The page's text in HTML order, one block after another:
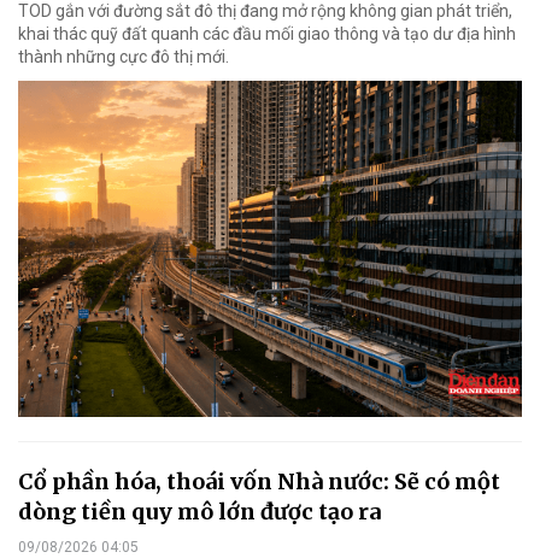
TOD gắn với đường sắt đô thị đang mở rộng không gian phát triển,
khai thác quỹ đất quanh các đầu mối giao thông và tạo dư địa hình
thành những cực đô thị mới.
Cổ phần hóa, thoái vốn Nhà nước: Sẽ có một
dòng tiền quy mô lớn được tạo ra
09/08/2026 04:05